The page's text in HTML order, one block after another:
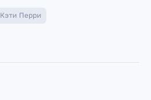
Кэти Перри